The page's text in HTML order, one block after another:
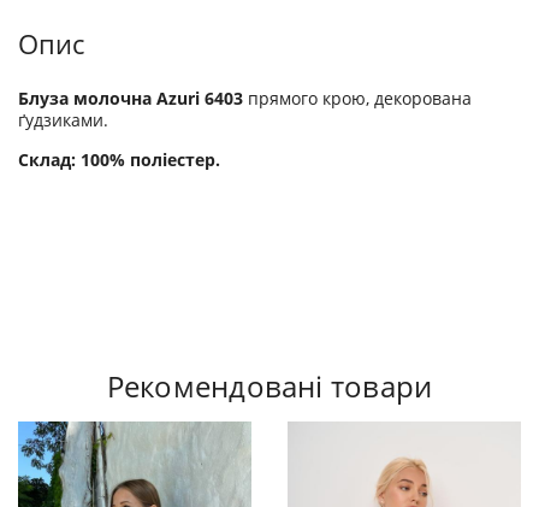
Опис
Блуза молочна Azuri 6403 прямого крою, декорована
ґудзиками.
Склад: 100% поліестер.
Рекомендовані товари